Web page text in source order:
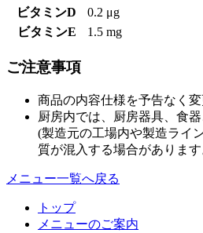
ビタミンD
0.2 μg
ビタミンE
1.5 mg
ご注意事項
商品の内容仕様を予告なく
厨房内では、厨房器具、食
(製造元の工場内や製造ライ
質が混入する場合があります
メニュー一覧へ戻る
トップ
メニューのご案内